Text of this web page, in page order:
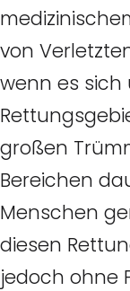
von
wenn es
großen
Bereichen
Menschen
diesen
jedoch ohne